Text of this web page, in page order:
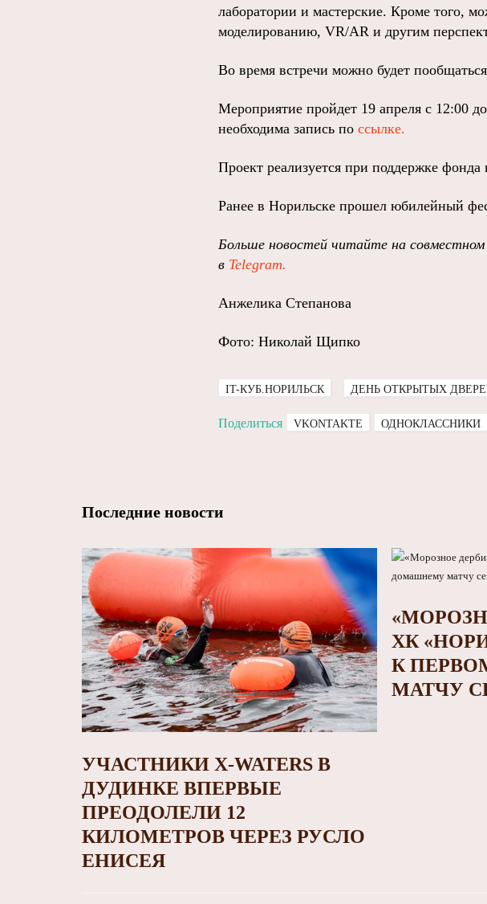
лаборатории и мастерские. Кроме того,
моделированию, VR/AR и другим
Во время встречи можно будет
Мероприятие пройдет 19 апреля с 12:00
необходима запись по ссылке.
Проект реализуется при поддержке
Ранее в Норильске прошел юбилейный
Больше новостей читайте на совместном
в Telegram.
Анжелика Степанова
Фото: Николай Щипко
IT-КУБ.НОРИЛЬСК ДЕНЬ ОТКРЫТЫХ
Поделиться VKONTAKTE ОДНОКЛАССНИКИ
Последние новости
УЧАСТНИКИ X-WATERS В
ДУДИНКЕ ВПЕРВЫЕ
ПРЕОДОЛЕЛИ 12
КИЛОМЕТРОВ ЧЕРЕЗ РУСЛО
ЕНИСЕЯ
ХК
К
МАТЧУ